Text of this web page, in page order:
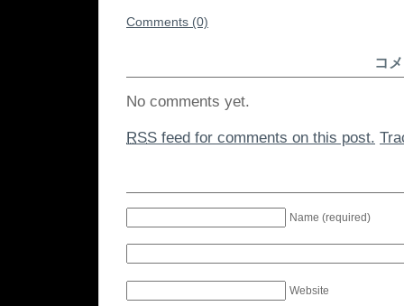
Comments (0)
コ
No comments yet.
RSS feed for comments on this post.
Name (required)
Website